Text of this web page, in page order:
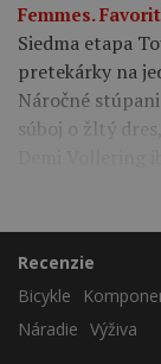
Femmes.
Siedma etapa
pretekárky na
Náročné
súboj o žltý
Demi Vollering
Recenzie
Bicykle
Náradie Výživa